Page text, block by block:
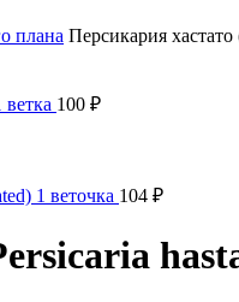
плана Персикария хастато
100 ₽
1 веточка 104 ₽